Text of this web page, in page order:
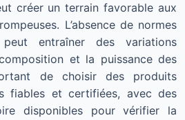
créer un terrain favorable aux
L’absence de normes
entraîner des variations
et la puissance des
de choisir des produits
fiables et certifiées, avec des
disponibles pour vérifier la